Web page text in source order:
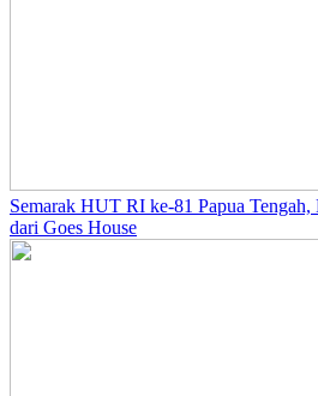
Semarak HUT RI ke-81 Papua Tengah,
dari Goes House